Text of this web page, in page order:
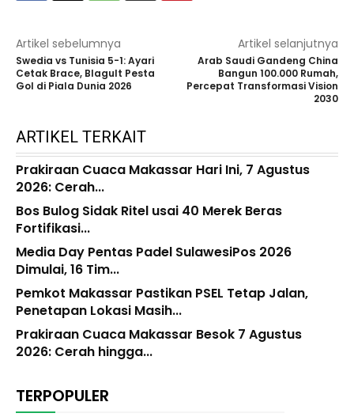
Artikel sebelumnya
Swedia vs Tunisia 5-1: Ayari
Cetak Brace, Blagult Pesta
Gol di Piala Dunia 2026
Artikel selanjutnya
Arab Saudi Gandeng China
Bangun 100.000 Rumah,
Percepat Transformasi Vision
2030
ARTIKEL TERKAIT
Prakiraan Cuaca Makassar Hari Ini, 7 Agustus
2026: Cerah...
Bos Bulog Sidak Ritel usai 40 Merek Beras
Fortifikasi...
Media Day Pentas Padel SulawesiPos 2026
Dimulai, 16 Tim...
Pemkot Makassar Pastikan PSEL Tetap Jalan,
Penetapan Lokasi Masih...
Prakiraan Cuaca Makassar Besok 7 Agustus
2026: Cerah hingga...
TERPOPULER